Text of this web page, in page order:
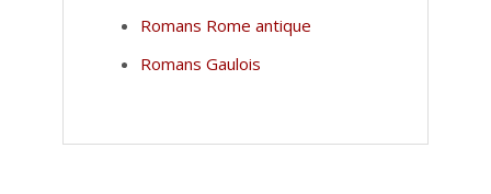
Romans Rome antique
Romans Gaulois